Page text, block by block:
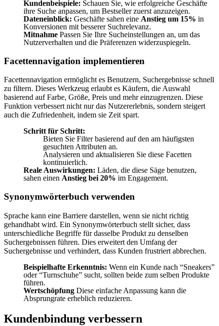
Kundenbeispiele: Schauen Sie, wie erfolgreiche Geschäfte
ihre Suche anpassen, um Bestseller zuerst anzuzeigen.
Dateneinblick: Geschäfte sahen eine Anstieg um 15% in
Konversionen mit besserer Suchrelevanz.
Mitnahme Passen Sie Ihre Sucheinstellungen an, um das
Nutzerverhalten und die Präferenzen widerzuspiegeln.
Facettennavigation implementieren
Facettennavigation ermöglicht es Benutzern, Suchergebnisse schnell
zu filtern. Dieses Werkzeug erlaubt es Käufern, die Auswahl
basierend auf Farbe, Größe, Preis und mehr einzugrenzen. Diese
Funktion verbessert nicht nur das Nutzererlebnis, sondern steigert
auch die Zufriedenheit, indem sie Zeit spart.
Schritt für Schritt:
Bieten Sie Filter basierend auf den am häufigsten
gesuchten Attributen an.
Analysieren und aktualisieren Sie diese Facetten
kontinuierlich.
Reale Auswirkungen: Läden, die diese Säge benutzen,
sahen einen Anstieg bei 20% im Engagement.
Synonymwörterbuch verwenden
Sprache kann eine Barriere darstellen, wenn sie nicht richtig
gehandhabt wird. Ein Synonymwörterbuch stellt sicher, dass
unterschiedliche Begriffe für dasselbe Produkt zu denselben
Suchergebnissen führen. Dies erweitert den Umfang der
Suchergebnisse und verhindert, dass Kunden frustriert abbrechen.
Beispielhafte Erkenntnis: Wenn ein Kunde nach “Sneakers”
oder “Turnschuhe” sucht, sollten beide zum selben Produkte
führen.
Wertschöpfung Diese einfache Anpassung kann die
Absprungrate erheblich reduzieren.
Kundenbindung verbessern